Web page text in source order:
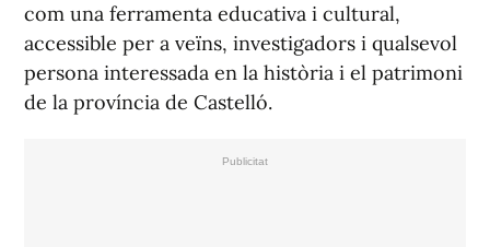
com una ferramenta educativa i cultural,
accessible per a veïns, investigadors i qualsevol
persona interessada en la història i el patrimoni
de la província de Castelló.